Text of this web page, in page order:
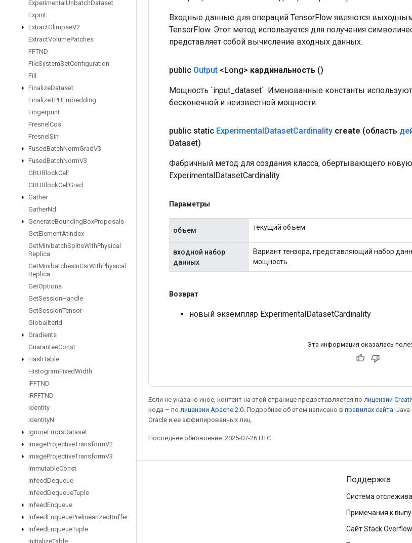
Experimental UnbatchDataset
Expint
ExtractGlimpseV2
ExtractVolumePatches
FFTND
FileSystemSetConfiguration
Fill
FinalizeDataset
FinalizeTPUEmbedding
Fingerprint
Fresnel Cos
Fresnel Sin
FusedBatchNormGradV3
FusedBatchNormV3
GRUBlockCell
GRUBlockCell Grad
Gather
GatherNd
GenerateBoundingBoxProposals
GetElementAtIndex
GetMinibatchSplitsWithPhysical
Replica
GetMinibatchesInCsrWithPhysical
Replica
GetOptions
GetSessionHandle
GetSessionTensor
Global IterId
Gradients
GuaranteeConst
HashTable
HistogramFixedWidth
IFFTND
IRFFTND
Identity
IdentityN
IgnoreErrorsDataset
ImageProjectiveTransformV2
ImageProjectiveTransformV3
ImmutableConst
InfeedDequeue
InfeedDequeueTuple
InfeedEnqueue
InfeedEnqueuePrelinearizedBuffer
InfeedEnqueueTuple
InitializeTable
Входные данные для операций TensorFlow являются
TensorFlow. Этот метод используется для получения
представляет собой вычисление входных данных.
public Output <Long> кардинальность ()
Мощность `input_dataset`. Именованные константы
бесконечной и неизвестной мощности.
public static ExperimentalDatasetCardinality create (область
Dataset)
Фабричный метод для создания класса, обертывающего
ExperimentalDatasetCardinality.
Параметры
объем текущий объем
входной набор
данных
Вариант тензора, представляющий набор
мощность.
Возврат
новый экземпляр ExperimentalDatasetCardinality
Эта информация оказалась
Если не указано иное, контент на этой странице предоставляется по лицензии
кода – по лицензии Apache 2.0 . Подробнее об этом написано в правилах сайта .
Oracle и ее аффилированных лиц.
Последнее обновление: 2025-07-26 UTC.
Мы в социальных сетях
GitHub
Поддержка
Система
Примечания к
Сайт Stack Overflow